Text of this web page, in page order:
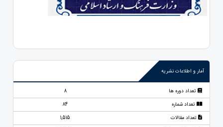
آمار و اطلاعات نشریه
تعداد دوره ها
8
تعداد شماره
84
تعداد مقالات
1,515